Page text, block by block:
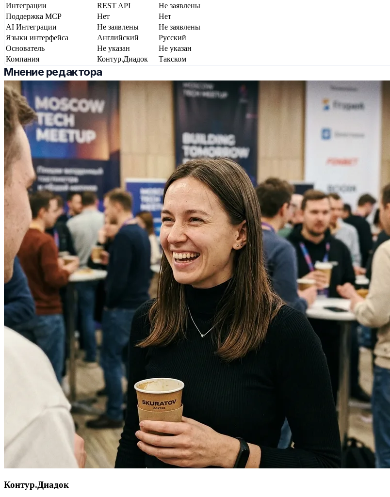
Интеграции
REST API
Не заявлены
Поддержка MCP
Нет
Нет
AI Интеграции
Не заявлены
Не заявлены
Языки интерфейса
Английский
Русский
Основатель
Не указан
Не указан
Компания
Контур.Диадок Такском
Мнение редактора
Контур.Диадок